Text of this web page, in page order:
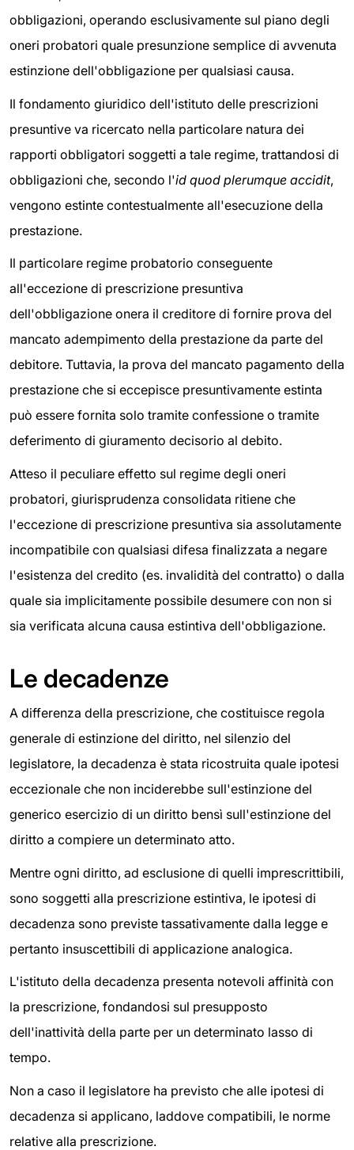
obbligazioni, operando esclusivamente sul piano degli
oneri probatori quale presunzione semplice di avvenuta
estinzione dell'obbligazione per qualsiasi causa.
Il fondamento giuridico dell'istituto delle prescrizioni
presuntive va ricercato nella particolare natura dei
rapporti obbligatori soggetti a tale regime, trattandosi di
obbligazioni che, secondo l'id quod plerumque accidit,
vengono estinte contestualmente all'esecuzione della
prestazione.
Il particolare regime probatorio conseguente
all'eccezione di prescrizione presuntiva
dell'obbligazione onera il creditore di fornire prova del
mancato adempimento della prestazione da parte del
debitore. Tuttavia, la prova del mancato pagamento della
prestazione che si eccepisce presuntivamente estinta
può essere fornita solo tramite confessione o tramite
deferimento di giuramento decisorio al debito.
Atteso il peculiare effetto sul regime degli oneri
probatori, giurisprudenza consolidata ritiene che
l'eccezione di prescrizione presuntiva sia assolutamente
incompatibile con qualsiasi difesa finalizzata a negare
l'esistenza del credito (es. invalidità del contratto) o dalla
quale sia implicitamente possibile desumere con non si
sia verificata alcuna causa estintiva dell'obbligazione.
Le decadenze
A differenza della prescrizione, che costituisce regola
generale di estinzione del diritto, nel silenzio del
legislatore, la decadenza è stata ricostruita quale ipotesi
eccezionale che non inciderebbe sull'estinzione del
generico esercizio di un diritto bensì sull'estinzione del
diritto a compiere un determinato atto.
Mentre ogni diritto, ad esclusione di quelli imprescrittibili,
sono soggetti alla prescrizione estintiva, le ipotesi di
decadenza sono previste tassativamente dalla legge e
pertanto insuscettibili di applicazione analogica.
L'istituto della decadenza presenta notevoli affinità con
la prescrizione, fondandosi sul presupposto
dell'inattività della parte per un determinato lasso di
tempo.
Non a caso il legislatore ha previsto che alle ipotesi di
decadenza si applicano, laddove compatibili, le norme
relative alla prescrizione.